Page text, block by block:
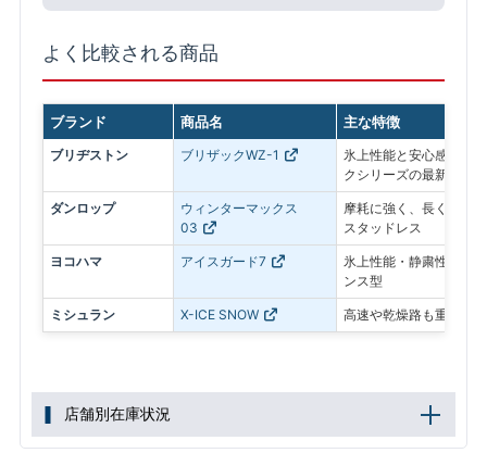
よく比較される商品
ブランド 商品名 主な特徴
ブリヂストン ブリザックWZ-1
氷上性能と安心感を最
クシリーズの最新モデル
ダンロップ
ウィンターマックス
03
摩耗に強く、長く使い
スタッドレス
ヨコハマ アイスガード7
氷上性能・静粛性・ロ
ンス型
ミシュラン X-ICE SNOW 高速や乾燥路も重視し
店舗別在庫状況